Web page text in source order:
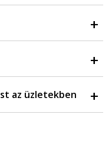
az üzletekben